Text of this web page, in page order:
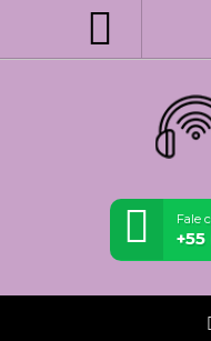
Fale